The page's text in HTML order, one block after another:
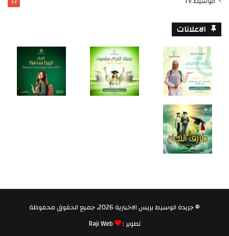
الاعلانات
© جريدة الوسيط بريس الاخبارية 2026، جميع الحقوق محفوظة
تطوير :
Raji Web